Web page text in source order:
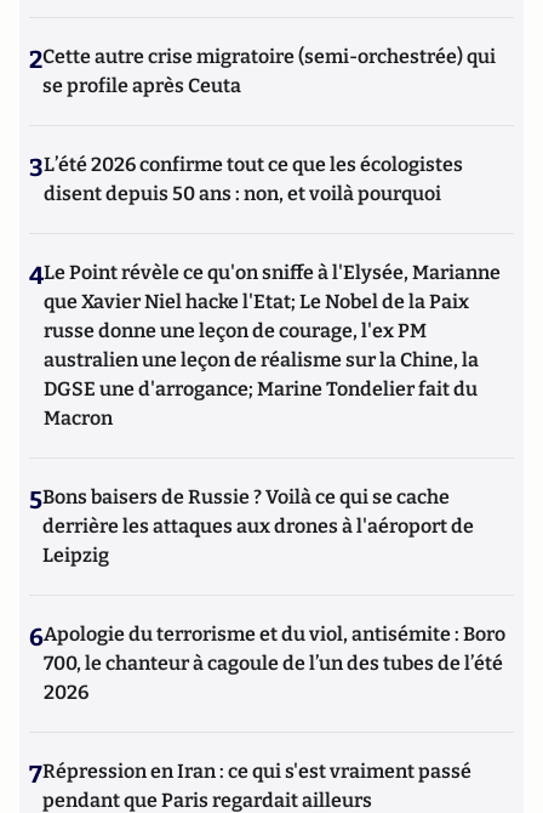
2Cette autre crise migratoire (semi-orchestrée) qui
se profile après Ceuta
3L’été 2026 confirme tout ce que les écologistes
disent depuis 50 ans : non, et voilà pourquoi
4Le Point révèle ce qu'on sniffe à l'Elysée, Marianne
que Xavier Niel hacke l'Etat; Le Nobel de la Paix
russe donne une leçon de courage, l'ex PM
australien une leçon de réalisme sur la Chine, la
DGSE une d'arrogance; Marine Tondelier fait du
Macron
5Bons baisers de Russie ? Voilà ce qui se cache
derrière les attaques aux drones à l'aéroport de
Leipzig
6Apologie du terrorisme et du viol, antisémite : Boro
700, le chanteur à cagoule de l’un des tubes de l’été
2026
7Répression en Iran : ce qui s'est vraiment passé
pendant que Paris regardait ailleurs